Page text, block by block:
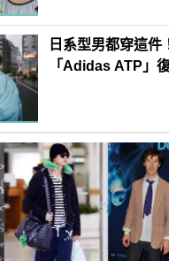
日系型男都穿這件
「Adidas ATP」